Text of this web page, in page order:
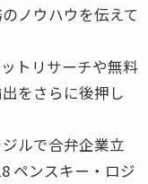
ノウハウを伝えて
トリサーチや無料
をさらに後押し
ルで合弁企業立
ペンスキー・ロジ